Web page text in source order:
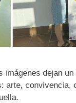
imágenes dejan
arte,